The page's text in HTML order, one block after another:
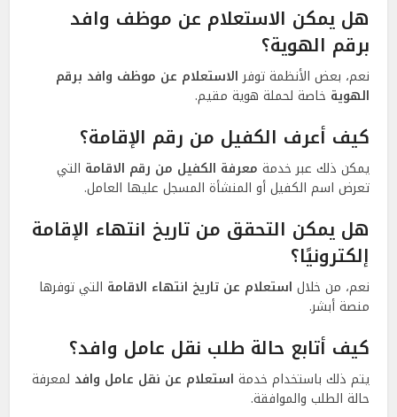
هل يمكن الاستعلام عن موظف وافد
برقم الهوية؟
نعم، بعض الأنظمة توفرالاستعلام عن موظف وافد برقم
الهوية خاصة لحملة هوية مقيم.
كيف أعرف الكفيل من رقم الإقامة؟
يمكن ذلك عبر خدمة معرفة الكفيل من رقم الاقامة التي
تعرض اسم الكفيل أو المنشأة المسجل عليها العامل.
هل يمكن التحقق من تاريخ انتهاء الإقامة
إلكترونيًا؟
نعم، من خلال استعلام عن تاريخ انتهاء الاقامة التي توفرها
منصة أبشر.
كيف أتابع حالة طلب نقل عامل وافد؟
يتم ذلك باستخدام خدمة استعلام عن نقل عامل وافد لمعرفة
حالة الطلب والموافقة.